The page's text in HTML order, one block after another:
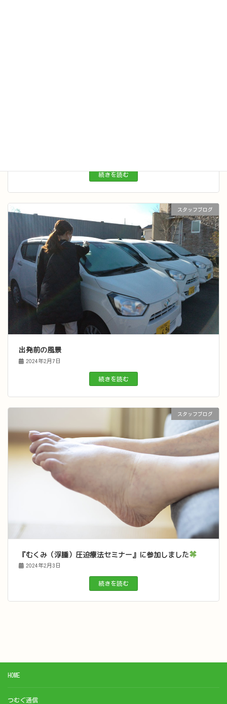
続きを読む
スタッフブログ
出発前の風景
2024年2月7日
続きを読む
スタッフブログ
『むくみ（浮腫）圧迫療法セミナー』に参加しました
2024年2月3日
続きを読む
HOME
つむぐ通信